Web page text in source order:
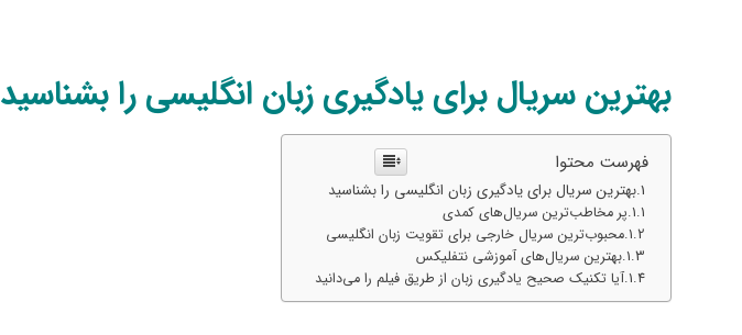
بهترین سریال برای یادگیری زبان انگلیسی را بشناسید
فهرست محتوا
بهترین سریال برای یادگیری زبان انگلیسی را بشناسید
پر مخاطب‌ترین سریال‌های کمدی
محبوب‌ترین سریال خارجی برای تقویت زبان انگلیسی
بهترین سریال‌های آموزشی نتفلیکس
آیا تکنیک صحیح یادگیری زبان از طریق فیلم را می‌دانید